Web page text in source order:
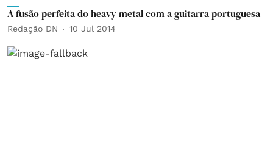
A fusão perfeita do heavy metal com a guitarra portuguesa
Redação DN 10 Jul 2014